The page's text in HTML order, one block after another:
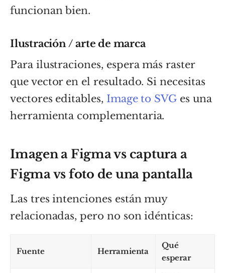
funcionan bien.
Ilustración / arte de marca
Para ilustraciones, espera más raster
que vector en el resultado. Si necesitas
vectores editables, Image to SVG es una
herramienta complementaria.
Imagen a Figma vs captura a
Figma vs foto de una pantalla
Las tres intenciones están muy
relacionadas, pero no son idénticas:
Fuente Herramienta
Qué
esperar